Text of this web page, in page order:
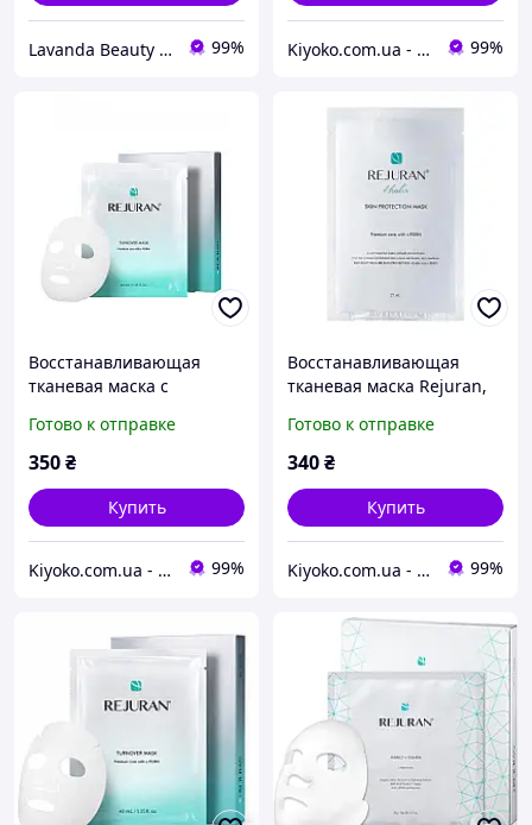
Lavanda Beauty - магазин качественной косметики 99% Kiyoko.com.ua - магазин товаров из Японии и Южной Кореи. 99%
Восстанавливающая
тканевая маска с
Rejuran, 40 мл (401786)
Готово к отправке
350₴
Купить
Kiyoko.com.ua - магазин товаров из Японии и Южной Кореи. 99%
Восстанавливающая
тканевая маска Rejuran,
Готово к отправке
340₴
Купить
Kiyoko.com.ua - магазин товаров из Японии и Южной Кореи. 99%